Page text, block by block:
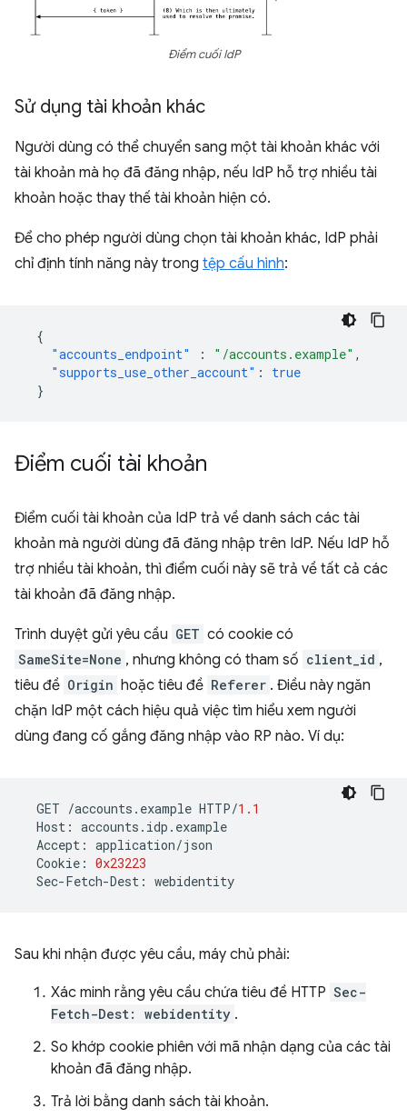
Điểm cuối IdP
Sử dụng tài khoản khác
Người dùng có thể chuyển sang một tài khoản khác với
tài khoản mà họ đã đăng nhập, nếu IdP hỗ trợ nhiều tài
khoản hoặc thay thế tài khoản hiện có.
Để cho phép người dùng chọn tài khoản khác, IdP phải
chỉ định tính năng này trong tệp cấu hình:
{
"accounts_endpoint"
: "/accounts.example" ,
"supports_use_other_account" :
true
}
Điểm cuối tài khoản
Điểm cuối tài khoản của IdP trả về danh sách các tài
khoản mà người dùng đã đăng nhập trên IdP. Nếu IdP hỗ
trợ nhiều tài khoản, thì điểm cuối này sẽ trả về tất cả các
tài khoản đã đăng nhập.
Trình duyệt gửi yêu cầu GET có cookie có
SameSite=None , nhưng không có tham số client_id ,
tiêu đề Origin hoặc tiêu đề Referer . Điều này ngăn
chặn IdP một cách hiệu quả việc tìm hiểu xem người
dùng đang cố gắng đăng nhập vào RP nào. Ví dụ:
GET /accounts . example HTTP/1.1
Host : accounts . idp . example
Accept : application/json
Cookie : 0x23223
Sec-Fetch-Dest : webidentity
Sau khi nhận được yêu cầu, máy chủ phải:
Xác minh rằng yêu cầu chứa tiêu đề HTTP Sec-
Fetch-Dest: webidentity .
So khớp cookie phiên với mã nhận dạng của các tài
khoản đã đăng nhập.
Trả lời bằng danh sách tài khoản.